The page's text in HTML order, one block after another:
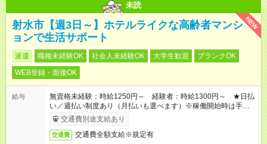
未読
NEW
射水市【週3日～】ホテルライクな高齢者マンシ
ョンで生活サポート
派遣 職種未経験OK 社会人未経験OK 大学生歓迎
ブランクOK
WEB登録・面接OK
給与
無資格未経験：時給1250円～ 経験者：時給1300円～ ★日払
い／週払い制度あり（月払いも選べます）※稼働開始時は手続き
完了次第のお支払いとなります。
交通費別途支給あり
交通費 交通費全額支給※規定有